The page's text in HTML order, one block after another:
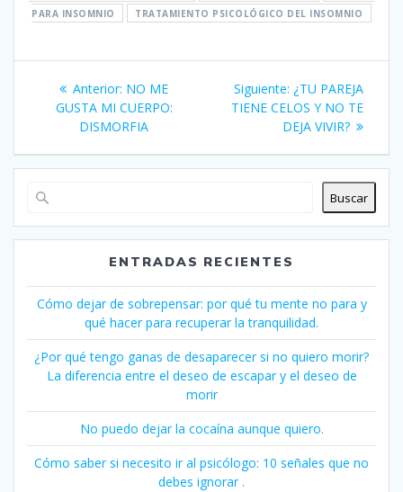
PARA INSOMNIO
TRATAMIENTO PSICOLÓGICO DEL INSOMNIO
Navegación
entradas
Anterior: Entrada
anterior:
NO ME
GUSTA MI CUERPO:
DISMORFIA
Siguiente: Siguiente
entrada:
¿TU PAREJA
TIENE CELOS Y NO TE
DEJA VIVIR?
Buscar
ENTRADAS RECIENTES
Cómo dejar de sobrepensar: por qué tu mente no para y
qué hacer para recuperar la tranquilidad.
¿Por qué tengo ganas de desaparecer si no quiero morir?
La diferencia entre el deseo de escapar y el deseo de
morir
No puedo dejar la cocaína aunque quiero.
Cómo saber si necesito ir al psicólogo: 10 señales que no
debes ignorar .